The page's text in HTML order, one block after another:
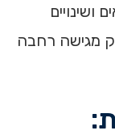
מגישה רחבה